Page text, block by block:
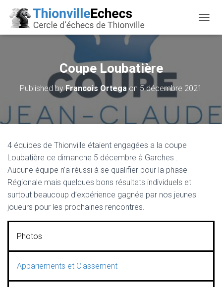
Coupe Loubatière
Published byFrancois Ortegaon 5 décembre 2021
4 équipes de Thionville étaient engagées a la coupe
Loubatière ce dimanche 5 décembre à Garches .
Aucune équipe n’a réussi à se qualifier pour la phase
Régionale mais quelques bons résultats individuels et
surtout beaucoup d’expérience gagnée par nos jeunes
joueurs pour les prochaines rencontres.
Photos
Appariements et Classement